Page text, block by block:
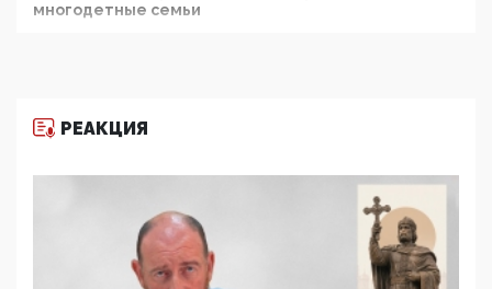
многодетные семьи
11:53, 09 Июня 2026
деятельность ИИТО ЮНЕСКО в России, но
цифроглобалисты продолжают определять
повестку в образовании
09:43, 01 Июня 2026
5G за счет здоровья граждан: Минцифры намерено
РЕАКЦИЯ